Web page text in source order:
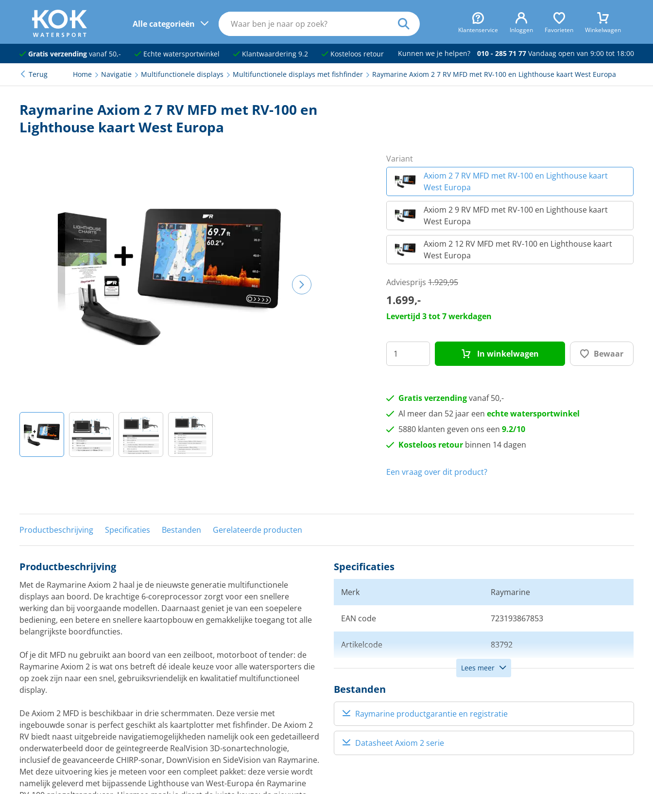
naar hoofdinhoud
Alle categorieën
Klantenservice Inloggen Favorieten Winkelwagen
Navigatie
Dekuitrusting
Onderhoud en verf
Techniek en motor
Tuigage en dekbeslag
Veiligheid
Boten, toebehoren en fun
Meubels en lifestyle
Gratis verzendingvanaf 50,- Echte watersportwinkel Klantwaardering 9.2 Kosteloos retour Kunnen we je helpen? 010 - 285 71 77Vandaag open van 9:00 tot 18:00
Terug Home Navigatie Multifunctionele displays Multifunctionele displays met fishfinder Raymarine Axiom 2 7 RV MFD met RV-100 en Lighthouse kaart West Europa
Raymarine Axiom 2 7 RV MFD met RV-100 en
Lighthouse kaart West Europa
Variant
Axiom 2 7 RV MFD met RV-100 en Lighthouse kaart
West Europa
Axiom 2 9 RV MFD met RV-100 en Lighthouse kaart
West Europa
Axiom 2 12 RV MFD met RV-100 en Lighthouse kaart
West Europa
Adviesprijs1.929,95
1.699,-
Levertijd 3 tot 7 werkdagen
In winkelwagen Bewaar
Gratis verzendingvanaf 50,-
Al meer dan 52 jaar een echte watersportwinkel
5880 klanten geven ons een 9.2/10
Kosteloos retourbinnen 14 dagen
Een vraag over dit product?
Productbeschrijving Specificaties Bestanden Gerelateerde producten
Productbeschrijving
Met de Raymarine Axiom 2 haal je de nieuwste generatie multifunctionele
displays aan boord. De krachtige 6-coreprocessor zorgt voor een snellere
werking dan bij voorgaande modellen. Daarnaast geniet je van een soepelere
bediening, een betere en snellere kaartopbouw en gemakkelijke toegang tot alle
belangrijkste boordfuncties.
Of je dit MFD nu gebruikt aan boord van een zeilboot, motorboot of tender: de
Raymarine Axiom 2 is wat ons betreft dé ideale keuze voor alle watersporters die
op zoek zijn naar een snel, gebruiksvriendelijk en kwalitatief multifunctioneel
display.
De Axiom 2 MFD is beschikbaar in drie schermmaten. Deze versie met
ingebouwde sonar is perfect geschikt als kaartplotter met fishfinder. De Axiom 2
RV biedt naast uitgebreide navigatiemogelijkheden namelijk ook een gedetailleerd
onderwaterbeeld door de geïntegreerde RealVision 3D-sonartechnologie,
inclusief de geavanceerde CHIRP-sonar, DownVision en SideVision van Raymarine.
Met deze uitvoering kies je meteen voor een compleet pakket: deze versie wordt
namelijk geleverd met bijpassende Lighthouse van West-Europa én Raymarine
Specificaties
Merk Raymarine
EAN code 723193867853
Artikelcode 83792
Schermgrootte (inch) 7
Lees meer
Bestanden
Raymarine productgarantie en registratie
Datasheet Axiom 2 serie